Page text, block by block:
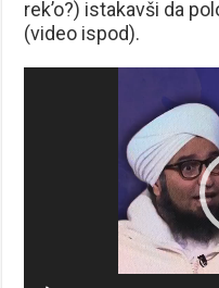
rek’o?) istakavši da
(video ispod).